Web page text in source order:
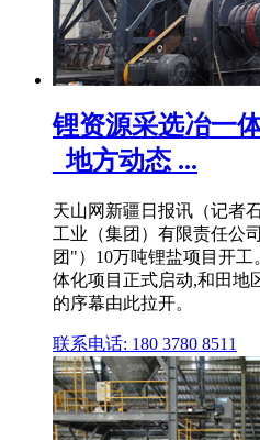
锂资源采选冶一
_地方动态 ...
天山网新疆日报讯（记者
工业（集团）有限责任公
团"）10万吨锂盐项目开
体化项目正式启动,和田地
的序幕由此拉开。
联系电话: 180 3780 8511